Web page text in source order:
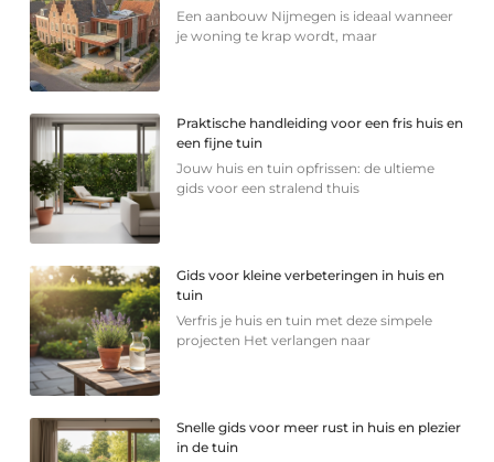
Een aanbouw Nijmegen is ideaal wanneer
je woning te krap wordt, maar
Praktische handleiding voor een fris huis en
een fijne tuin
Jouw huis en tuin opfrissen: de ultieme
gids voor een stralend thuis
Gids voor kleine verbeteringen in huis en
tuin
Verfris je huis en tuin met deze simpele
projecten Het verlangen naar
Snelle gids voor meer rust in huis en plezier
in de tuin